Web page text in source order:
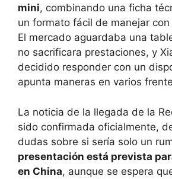
mini, combinando una ficha
un formato fácil de manejar
El mercado aguardaba una
no sacrificara prestaciones, y
decidido responder con un
apunta maneras en varios
La noticia de la llegada de la
sido confirmada oficialmente,
dudas sobre si sería solo un
presentación está prevista
en China, aunque se espera